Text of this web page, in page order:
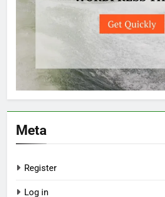
Meta
Register
Log in